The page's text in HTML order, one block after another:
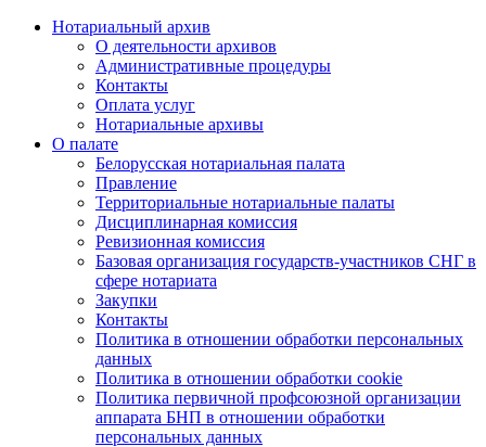
Нотариальный архив
О деятельности архивов
Административные процедуры
Контакты
Оплата услуг
Нотариальные архивы
О палате
Белорусская нотариальная палата
Правление
Территориальные нотариальные палаты
Дисциплинарная комиссия
Ревизионная комиссия
Базовая организация государств-участников СНГ в
сфере нотариата
Закупки
Контакты
Политика в отношении обработки персональных
данных
Политика в отношении обработки cookie
Политика первичной профсоюзной организации
аппарата БНП в отношении обработки
персональных данных